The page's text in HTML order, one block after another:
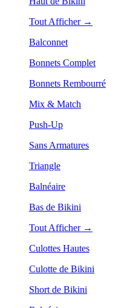
Tout Afficher →
Balconnet
Bonnets Complet
Bonnets Rembourré
Mix & Match
Push-Up
Sans Armatures
Triangle
Balnéaire
Bas de Bikini
Tout Afficher →
Culottes Hautes
Culotte de Bikini
Short de Bikini